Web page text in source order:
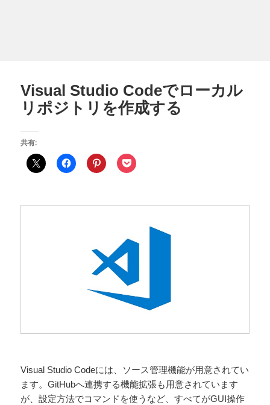
Visual Studio Codeでローカル
リポジトリを作成する
共有:
Visual Studio Codeには、ソース管理機能が用意されてい
ます。GitHubへ連携する機能拡張も用意されています
が、設定方法でコマンドを使うなど、すべてがGUI操作